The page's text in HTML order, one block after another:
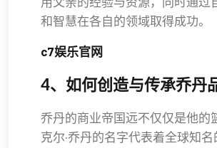
和智慧在各自的领域取得成功。
c7娱乐官网
4、如何创造与传承乔丹
乔丹的商业帝国远不仅仅是他的
克尔·乔丹的名字代表着全球知